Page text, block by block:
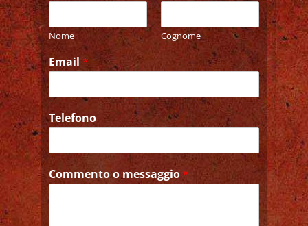
Nome Cognome
Email *
Telefono
Commento o messaggio*